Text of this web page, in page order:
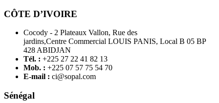
CÔTE D’IVOIRE
Cocody - 2 Plateaux Vallon, Rue des
jardins,Centre Commercial LOUIS PANIS, Local B 05 BP
428 ABIDJAN
Tél. : +225 27 22 41 82 13
Mob. : +225 07 57 75 54 70
E-mail : ci@sopal.com
Sénégal